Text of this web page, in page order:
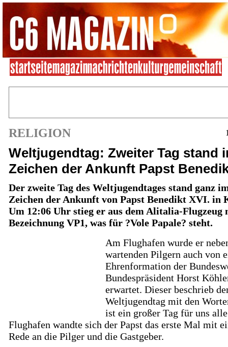
RELIGION
Weltjugendtag: Zweiter Tag stand
Zeichen der Ankunft Papst
Der zweite Tag des Weltjugendtages stand ganz
Zeichen der Ankunft von Papst Benedikt XVI. in
Um 12:06 Uhr stieg er aus dem Alitalia-Flugzeug
Bezeichnung VP1, was für ?Vole Papale? steht.
Am Flughafen wurde er
wartenden Pilgern auch von
Ehrenformation der
Bundespräsident Horst
erwartet. Dieser beschrieb
Weltjugendtag mit den
ist ein großer Tag für uns
Flughafen wandte sich der Papst das erste Mal mit
Rede an die Pilger und die Gastgeber.